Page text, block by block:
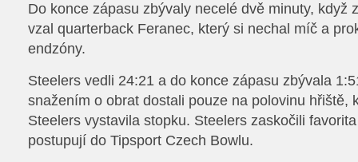
Do konce zápasu zbývaly necelé dvě minuty, když
vzal quarterback Feranec, který si nechal míč a
endzóny.
Steelers vedli 24:21 a do konce zápasu zbývala
snažením o obrat dostali pouze na polovinu hřiště,
Steelers vystavila stopku. Steelers zaskočili
postupují do Tipsport Czech Bowlu.